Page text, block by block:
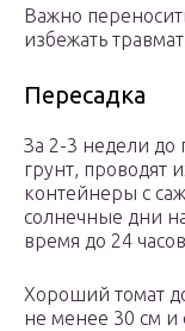
Важно
избежать
Пересадка
За 2-3 недели до
грунт, проводят
контейнеры с
солнечные дни
время до 24
Хороший томат
не менее 30 см